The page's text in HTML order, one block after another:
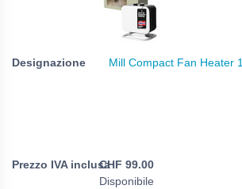
Mill Compact Fan Heater
CHF 99.00
Disponibile